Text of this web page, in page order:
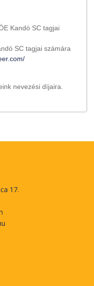
Kandó SC tagjai
SC tagjai számára
nevezési díjaira.
17.